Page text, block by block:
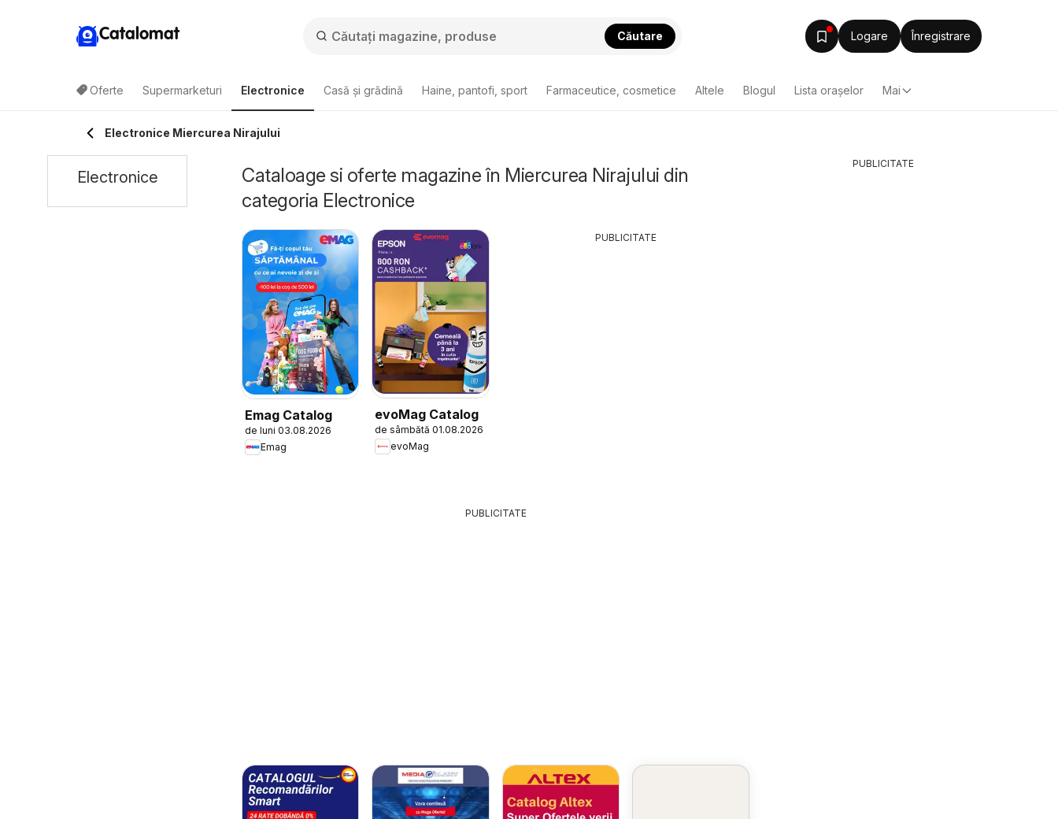
Catalomat Căutare Logare Înregistrare
Oferte Supermarketuri Electronice Casă și grădină Haine, pantofi, sport Farmaceutice, cosmetice Altele Blogul Lista oraşelor Mai
Electronice Miercurea Nirajului
Cataloage si oferte magazine în Miercurea Nirajului din
categoria Electronice
Emag Catalog
de luni 03.08.2026
Emag
evoMag Catalog
de sâmbătă 01.08.2026
evoMag
PUBLICITATE
PUBLICITATE
Electronice
PUBLICITATE